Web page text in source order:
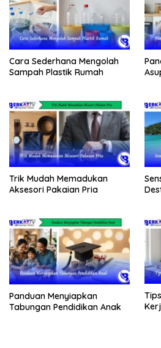
Cara Sederhana Mengolah
Sampah Plastik Rumah
Trik Mudah Memadukan
Aksesori Pakaian Pria
Panduan Menyiapkan
Tabungan Pendidikan Anak